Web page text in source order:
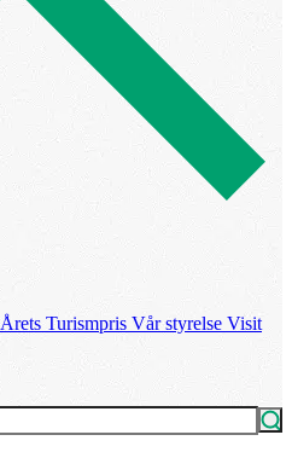
Årets Turismpris Vår styrelse Visit